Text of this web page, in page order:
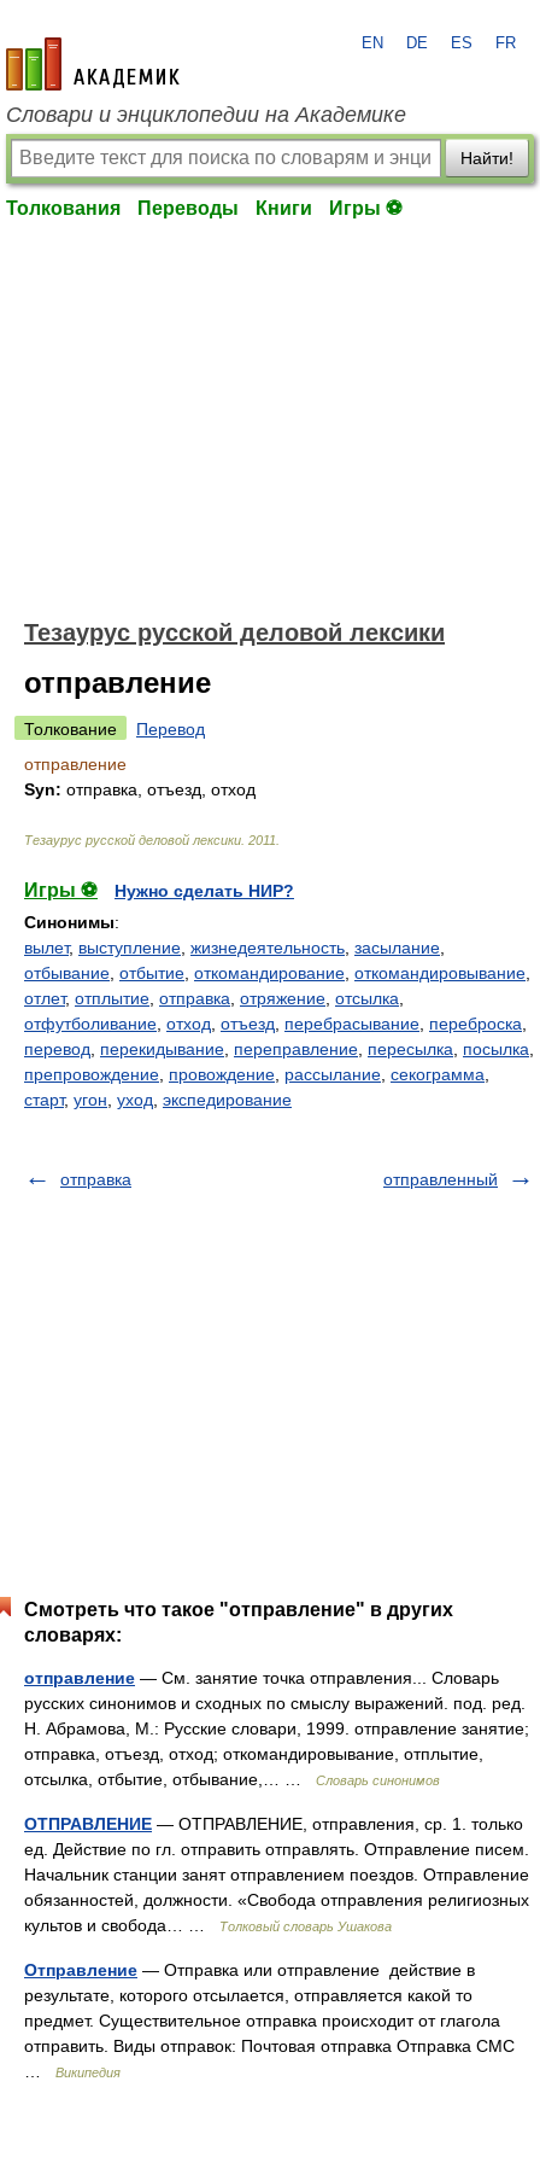
academic.ru
EN DE ES FR
Словари и энциклопедии на Академике
Найти!
Толкования Переводы Книги Игры ⚽
Тезаурус русской деловой лексики
отправление
Толкование
Перевод
отправление
Syn: отправка, отъезд, отход
Тезаурус русской деловой лексики 2011
Игры ⚽
Нужно сделать НИР?
Синонимы:
вылет, выступление жизнедеятельность засылание
отбывание отбытие откомандирование откомандировывание
отлет, отплытие отправка отряжение отсылка
отфутболивание отход отъезд перебрасывание переброска
перевод
перекидывание переправление пересылка посылка
препровождение провождение рассылание секограмма
старт, угон уход экспедирование
отправка отправленный
Смотреть что такое "отправление" в других
словарях:
отправление — См. занятие точка отправления... Словарь
русских синонимов и сходных по смыслу выражений. под. ред.
Н. Абрамова, М.: Русские словари, 1999. отправление занятие;
отправка, отъезд, отход; откомандировывание, отплытие,
отсылка, отбытие, отбывание,… …
Словарь синонимов
ОТПРАВЛЕНИЕ — ОТПРАВЛЕНИЕ, отправления, ср. 1. только
ед. Действие по гл. отправить отправлять. Отправление писем.
Начальник станции занят отправлением поездов. Отправление
обязанностей, должности. «Свобода отправления религиозных
культов и свобода… …
Толковый словарь Ушакова
Отправление — Отправка или отправление действие в
результате, которого отсылается, отправляется какой то
предмет. Существительное отправка происходит от глагола
отправить. Виды отправок: Почтовая отправка Отправка СМС
Википедия